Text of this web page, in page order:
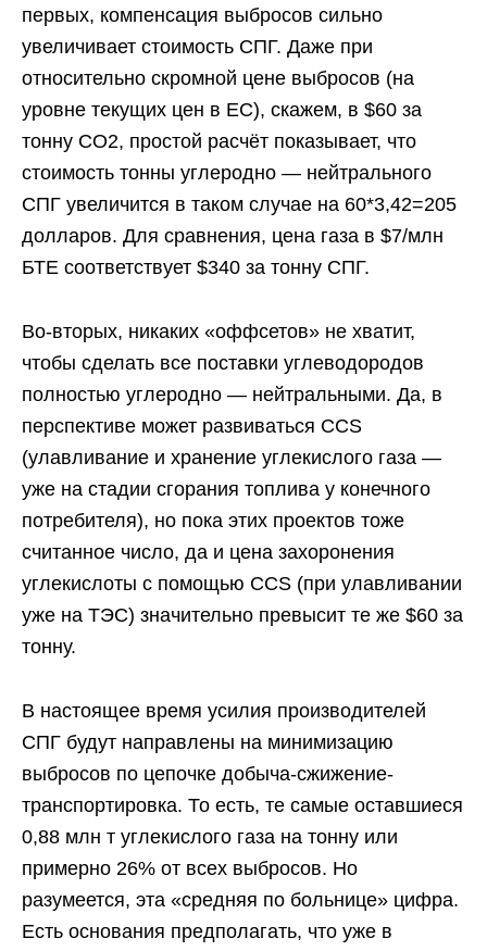
первых, компенсация выбросов сильно
увеличивает стоимость СПГ. Даже при
относительно скромной цене выбросов (на
уровне текущих цен в ЕС), скажем, в $60 за
тонну СО2, простой расчёт показывает, что
стоимость тонны углеродно — нейтрального
СПГ увеличится в таком случае на 60*3,42=205
долларов. Для сравнения, цена газа в $7/млн
БТЕ соответствует $340 за тонну СПГ.
Во-вторых, никаких «оффсетов» не хватит,
чтобы сделать все поставки углеводородов
полностью углеродно — нейтральными. Да, в
перспективе может развиваться CCS
(улавливание и хранение углекислого газа —
уже на стадии сгорания топлива у конечного
потребителя), но пока этих проектов тоже
считанное число, да и цена захоронения
углекислоты с помощью CCS (при улавливании
уже на ТЭС) значительно превысит те же $60 за
тонну.
В настоящее время усилия производителей
СПГ будут направлены на минимизацию
выбросов по цепочке добыча-сжижение-
транспортировка. То есть, те самые оставшиеся
0,88 млн т углекислого газа на тонну или
примерно 26% от всех выбросов. Но
разумеется, эта «средняя по больнице» цифра.
Есть основания предполагать, что уже в